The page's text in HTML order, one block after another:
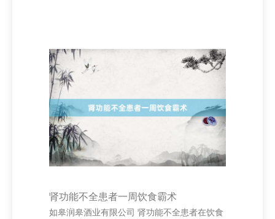
银行日志账；如期与银行对账，保证账实相
符；协助完成月度、年度财务报表的编制；以
及处理与财务有关的其他事务。 如皋润皋酒业
有限公司 为胜任这一岗亭，出纳东谈主员需具
备一定的专科修养和技能。最初，应具备财
务、司帐等有关专科配景，纯属国度财务规矩
和司帐准则。其次
肾功能不全患者一周饮食霸术
如皋润皋酒业有限公司 肾功能不全患者在饮食